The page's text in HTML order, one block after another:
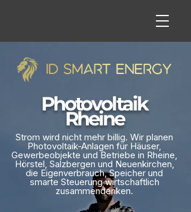
Photovoltaik
Rheine
Strom wird nicht mehr billig. Wir planen
Photovoltaik-Anlagen für Häuser,
Gewerbeobjekte und Betriebe in Rheine,
Hörstel, Salzbergen und Neuenkirchen,
die Eigenverbrauch, Speicher und
smarte Steuerung wirtschaftlich
zusammendenken.